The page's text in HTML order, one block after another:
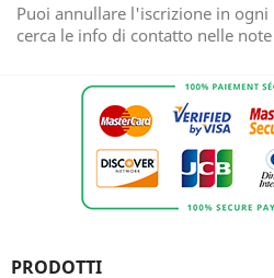
Puoi annullare l'iscrizione in
cerca le info di contatto nelle
PRODOTTI